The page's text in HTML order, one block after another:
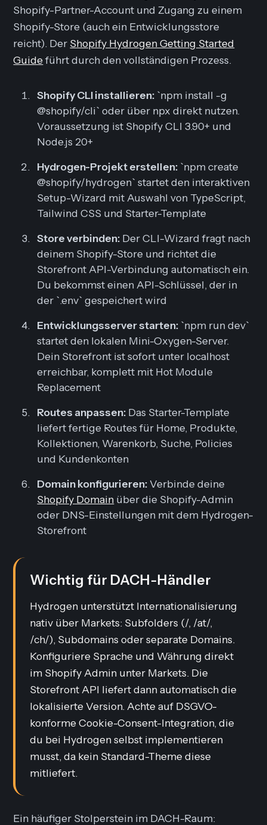
Shopify-Partner-Account und Zugang zu einem
Shopify-Store (auch ein Entwicklungsstore
reicht). Der Shopify Hydrogen Getting Started
Guideführt durch den vollständigen Prozess.
Shopify CLI installieren: `npm install -g
@shopify/cli` oder über npx direkt nutzen.
Voraussetzung ist Shopify CLI 3.90+ und
Node.js 20+
Hydrogen-Projekt erstellen: `npm create
@shopify/hydrogen` startet den interaktiven
Setup-Wizard mit Auswahl von TypeScript,
Tailwind CSS und Starter-Template
Store verbinden: Der CLI-Wizard fragt nach
deinem Shopify-Store und richtet die
Storefront API-Verbindung automatisch ein.
Du bekommst einen API-Schlüssel, der in
der `.env` gespeichert wird
Entwicklungsserver starten: `npm run dev`
startet den lokalen Mini-Oxygen-Server.
Dein Storefront ist sofort unter localhost
erreichbar, komplett mit Hot Module
Replacement
Routes anpassen: Das Starter-Template
liefert fertige Routes für Home, Produkte,
Kollektionen, Warenkorb, Suche, Policies
und Kundenkonten
Domain konfigurieren:Verbinde deine
Shopify Domain über die Shopify-Admin
oder DNS-Einstellungen mit dem Hydrogen-
Storefront
Wichtig für DACH-Händler
Hydrogen unterstützt Internationalisierung
nativ über Markets: Subfolders (/, /at/,
/ch/), Subdomains oder separate Domains.
Konfiguriere Sprache und Währung direkt
im Shopify Admin unter Markets. Die
Storefront API liefert dann automatisch die
lokalisierte Version. Achte auf DSGVO-
konforme Cookie-Consent-Integration, die
du bei Hydrogen selbst implementieren
musst, da kein Standard-Theme diese
mitliefert.
Ein häufiger Stolperstein im DACH-Raum: